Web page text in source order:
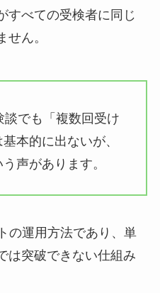
すべての受検者に同じ
ん。
でも「複数回受け
本的に出ないが、
声があります。
の運用方法であり、単
は突破できない仕組み